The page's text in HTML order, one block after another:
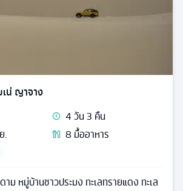
น่ ญาจาง
4วัน3 คืน
.
8 มื้ออาหาร
ม หมู่บ้านชาวประมง ทะเลทรายแดง ทะเล